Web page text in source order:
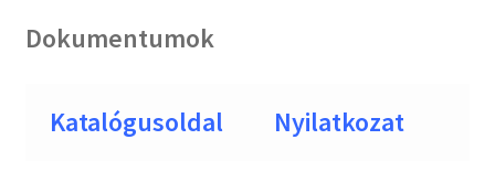
Dokumentumok
Katalógusoldal Nyilatkozat